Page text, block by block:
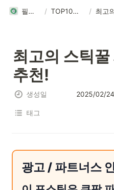
필탑텐 / TOP10리뷰 /
최고의 스틱
추천!
생성일 2025/02/
태그
광고 / 파트너스